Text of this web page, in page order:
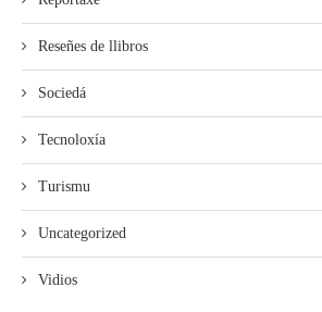
Reseñes de llibros
Sociedá
Tecnoloxía
Turismu
Uncategorized
Vidios